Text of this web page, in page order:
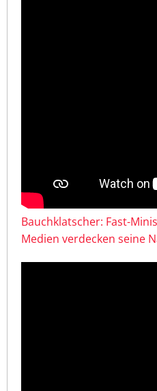
Bauchklatscher: Fast-
Medien verdecken seine